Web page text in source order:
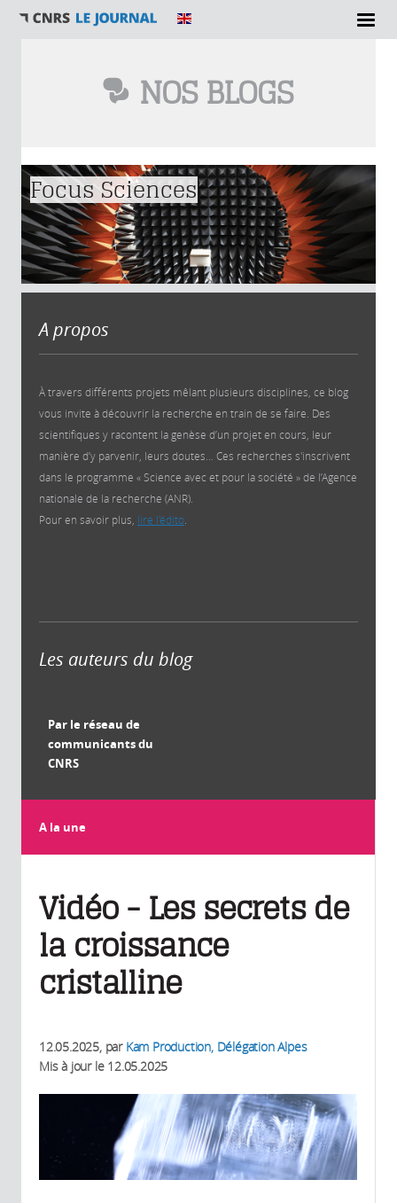
NOS BLOGS
Vous êtes ici
Focus Sciences
A propos
À travers différents projets mêlant plusieurs disciplines, ce blog
vous invite à découvrir la recherche en train de se faire. Des
scientifiques y racontent la genèse d’un projet en cours, leur
manière d’y parvenir, leurs doutes… Ces recherches s'inscrivent
dans le programme « Science avec et pour la société » de l’Agence
nationale de la recherche (ANR).
Pour en savoir plus, lire l'édito
Les auteurs du blog
Par le réseau de
communicants du
CNRS
A la une
Vidéo - Les secrets de
la croissance
cristalline
12.05.2025, par Kam Production, Délégation Alpes
Mis à jour le 12.05.2025